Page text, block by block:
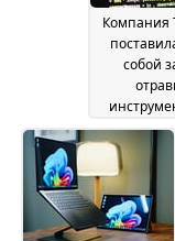
Компания
собой
May